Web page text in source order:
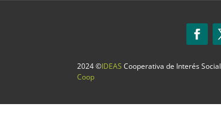
2024 ©IDEAS Cooperativa de Interés
Coop